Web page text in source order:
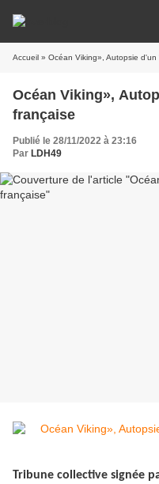
Accueil » Océan Viking», Autopsie d'un
Océan Viking»,
française
Publié le 28/11/2022 à 23:16
Par LDH49
Tribune collective signée